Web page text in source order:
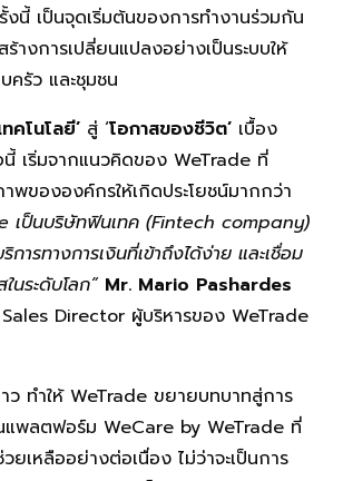
งนี้ เป็นจุดเริ่มต้นของการทำงานร่วมกัน
ร้างการเปลี่ยนแปลงอย่างเป็นระบบให้
ครัว และชุมชน
ทคโนโลยี’ สู่ ‘โอกาสของชีวิต’ เบื้อง
เริ่มจากแนวคิดของ WeTrade ที่
พขององค์กรให้เกิดประโยชน์มากกว่า
เป็นบริษัทฟินเทค (Fintech company)
การทางการเงินที่เข้าถึงได้ง่าย และเชื่อม
นระดับโลก” Mr. Mario Pashardes
Director ผู้บริหารของ WeTrade
ทำให้ WeTrade ขยายบทบาทสู่การ
พลตฟอร์ม WeCare by WeTrade ที่
ยเหลืออย่างต่อเนื่อง ไม่ว่าจะเป็นการ